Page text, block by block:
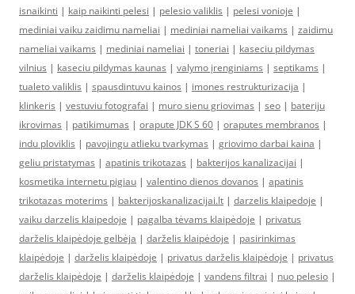
isnaikinti | kaip naikinti pelesi | pelesio valiklis | pelesi vonioje |
mediniai vaiku zaidimu nameliai | mediniai nameliai vaikams | zaidimu
nameliai vaikams | mediniai nameliai | toneriai | kaseciu pildymas
vilnius | kaseciu pildymas kaunas | valymo įrenginiams | septikams |
tualeto valiklis | spausdintuvu kainos | imones restrukturizacija |
klinkeris | vestuviu fotografai | muro sienu griovimas | seo | bateriju
ikrovimas | patikimumas | orapute JDK S 60 | oraputes membranos |
indu ploviklis | pavojingu atlieku tvarkymas | griovimo darbai kaina |
geliu pristatymas | apatinis trikotazas | bakterijos kanalizacijai |
kosmetika internetu pigiau | valentino dienos dovanos | apatinis
trikotazas moterims | bakterijoskanalizacijai.lt | darzelis klaipedoje |
vaiku darzelis klaipedoje | pagalba tėvams klaipėdoje | privatus
darželis klaipėdoje gelbėja | darželis klaipėdoje | pasirinkimas
klaipėdoje | darželis klaipėdoje | privatus darželis klaipėdoje | privatus
darželis klaipėdoje | darželis klaipėdoje | vandens filtrai | nuo pelesio |